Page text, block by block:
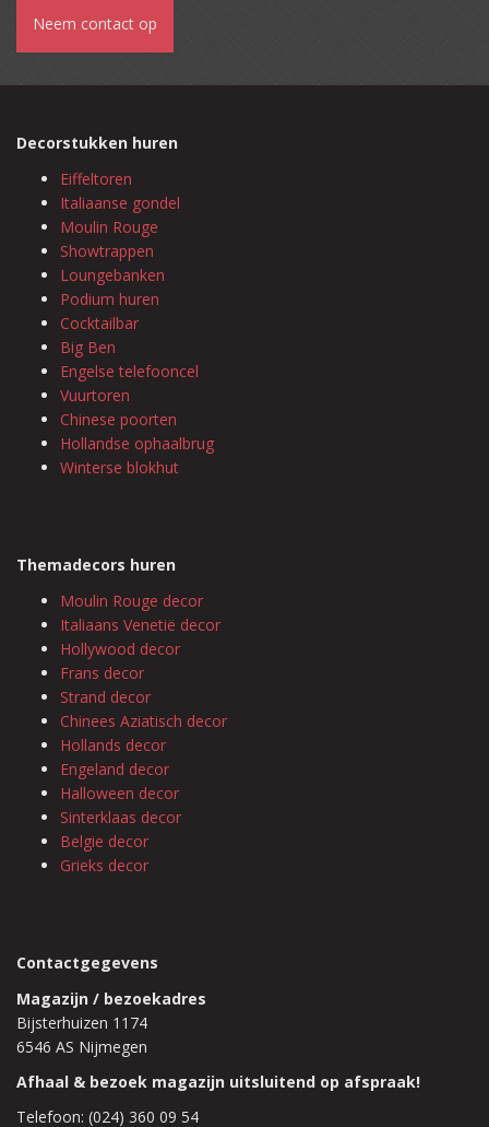
Neem contact op
Decorstukken huren
Eiffeltoren
Italiaanse gondel
Moulin Rouge
Showtrappen
Loungebanken
Podium huren
Cocktailbar
Big Ben
Engelse telefooncel
Vuurtoren
Chinese poorten
Hollandse ophaalbrug
Winterse blokhut
Themadecors huren
Moulin Rouge decor
Italiaans Venetië decor
Hollywood decor
Frans decor
Strand decor
Chinees Aziatisch decor
Hollands decor
Engeland decor
Halloween decor
Sinterklaas decor
Belgie decor
Grieks decor
Contactgegevens
Magazijn / bezoekadres
Bijsterhuizen 1174
6546 AS Nijmegen
Afhaal & bezoek magazijn uitsluitend op afspraak!
Telefoon: (024) 360 09 54